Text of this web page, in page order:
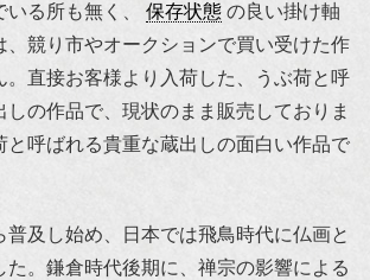
る所も無く、 保存状態 の良い掛け軸
、競り市やオークションで買い受けた作
。直接お客様より入荷した、うぶ荷と呼
しの作品で、現状のまま販売しておりま
と呼ばれる貴重な蔵出しの面白い作品で
普及し始め、日本では飛鳥時代に仏画と
た。鎌倉時代後期に、禅宗の影響による